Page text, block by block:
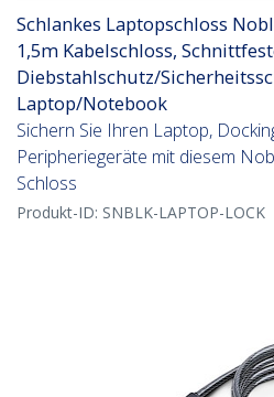
Schlankes Laptopschloss
1,5m Kabelschloss,
Diebstahlschutz/
Laptop/Notebook
Sichern Sie Ihren Laptop,
Peripheriegeräte mit diesem
Schloss
Produkt-ID: SNBLK-LAPTOP-LOCK